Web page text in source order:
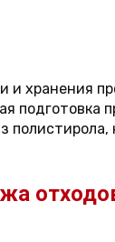
и хранения
подготовка